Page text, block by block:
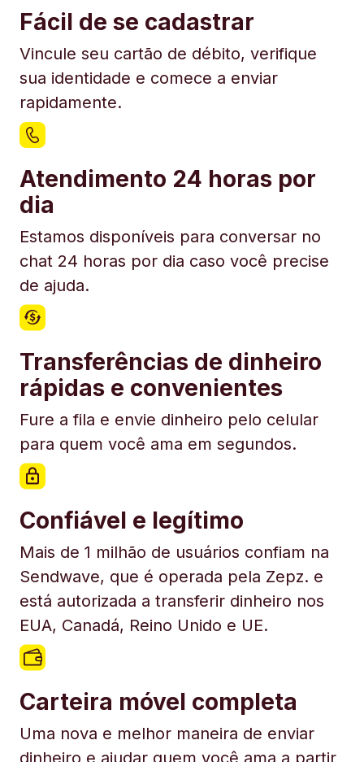
Fácil de se cadastrar
Vincule seu cartão de débito, verifique
sua identidade e comece a enviar
rapidamente.
Atendimento 24 horas por
dia
Estamos disponíveis para conversar no
chat 24 horas por dia caso você precise
de ajuda.
Transferências de dinheiro
rápidas e convenientes
Fure a fila e envie dinheiro pelo celular
para quem você ama em segundos.
Confiável e legítimo
Mais de 1 milhão de usuários confiam na
Sendwave, que é operada pela Zepz. e
está autorizada a transferir dinheiro nos
EUA, Canadá, Reino Unido e UE.
Carteira móvel completa
Uma nova e melhor maneira de enviar
dinheiro e ajudar quem você ama a partir